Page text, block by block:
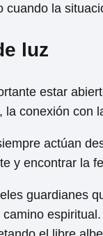
la
luz
estar
conexión con
actúan
y encontrar la
guardianes